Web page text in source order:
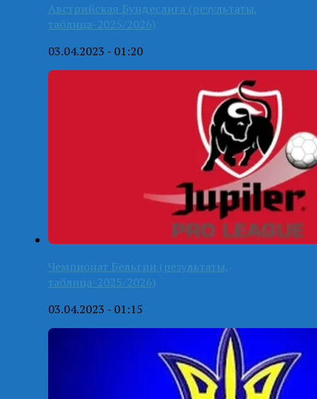
Австрийская Бундеслига (результаты,
таблица-2025/2026)
03.04.2023 - 01:20
Чемпионат Бельгии (результаты,
таблица-2025/2026)
03.04.2023 - 01:15